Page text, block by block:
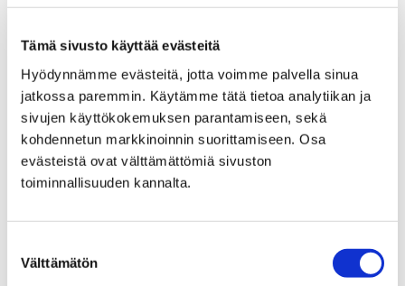
Tämä sivusto käyttää evästeitä
Hyödynnämme evästeitä, jotta voimme palvella sinua
jatkossa paremmin. Käytämme tätä tietoa analytiikan ja
sivujen käyttökokemuksen parantamiseen, sekä
kohdennetun markkinoinnin suorittamiseen. Osa
evästeistä ovat välttämättömiä sivuston
toiminnallisuuden kannalta.
valinta
Välttämätön
Suun terveydenhuolto on vuoden 2017